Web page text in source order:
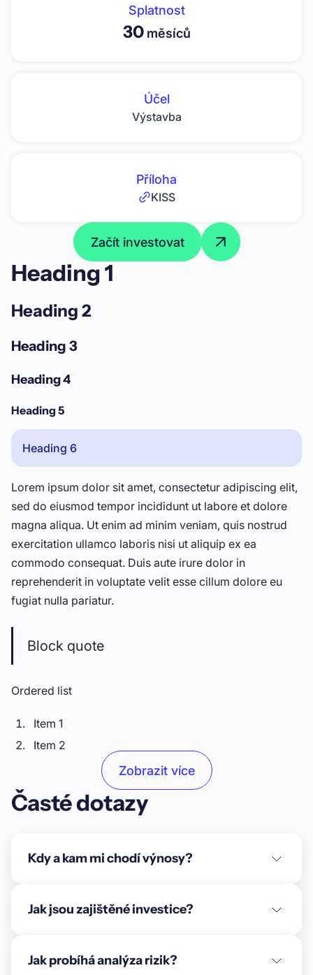
Splatnost
30měsíců
Účel
Výstavba
Příloha
KISS
Začít investovat
Heading 1
Heading 2
Heading 3
Heading 4
Heading 5
Heading 6
Lorem ipsum dolor sit amet, consectetur adipiscing elit,
sed do eiusmod tempor incididunt ut labore et dolore
magna aliqua. Ut enim ad minim veniam, quis nostrud
exercitation ullamco laboris nisi ut aliquip ex ea
commodo consequat. Duis aute irure dolor in
reprehenderit in voluptate velit esse cillum dolore eu
fugiat nulla pariatur.
Block quote
Ordered list
Item 1
Item 2
Unordered list
Item B
Text link
Emphasis
Zobrazit více
Časté dotazy
Kdy a kam mi chodí výnosy?
Jak jsou zajištěné investice?
Jak probíhá analýza rizik?